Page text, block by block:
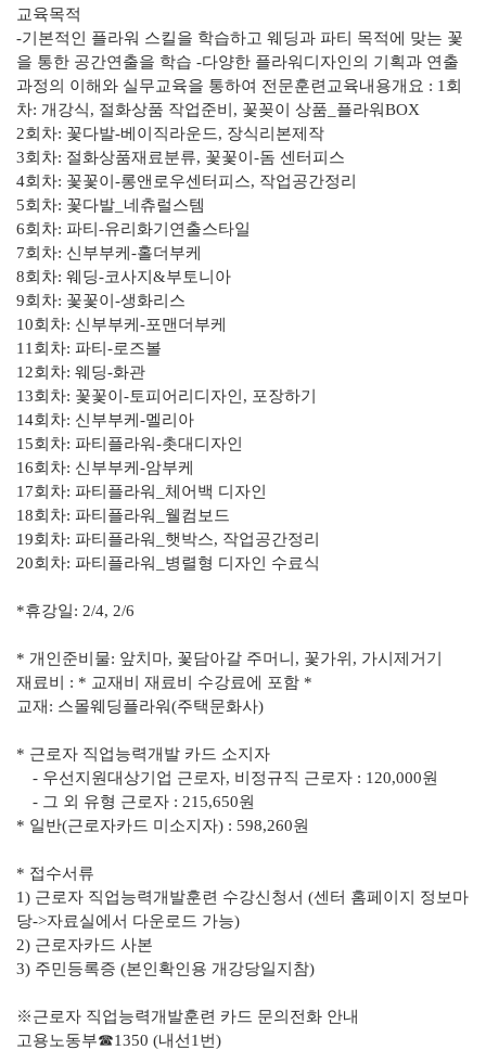
교육목적
-기본적인 플라워 스킬을 학습하고 웨딩과 파티 목적에 맞는 꽃
을 통한 공간연출을 학습 -다양한 플라워디자인의 기획과 연출
과정의 이해와 실무교육을 통하여 전문훈련 교육내용개요 : 1회
차: 개강식, 절화상품 작업준비, 꽃꽂이 상품_플라워BOX
2회차: 꽃다발-베이직라운드, 장식리본제작
3회차: 절화상품재료분류, 꽃꽃이-돔 센터피스
4회차: 꽃꽃이-롱앤로우센터피스, 작업공간정리
5회차: 꽃다발_네츄럴스템
6회차: 파티-유리화기연출스타일
7회차: 신부부케-홀더부케
8회차: 웨딩-코사지&부토니아
9회차: 꽃꽃이-생화리스
10회차: 신부부케-포맨더부케
11회차: 파티-로즈볼
12회차: 웨딩-화관
13회차: 꽃꽃이-토피어리디자인, 포장하기
14회차: 신부부케-멜리아
15회차: 파티플라워-촛대디자인
16회차: 신부부케-암부케
17회차: 파티플라워_체어백 디자인
18회차: 파티플라워_웰컴보드
19회차: 파티플라워_햇박스, 작업공간정리
20회차: 파티플라워_병렬형 디자인 수료식
*휴강일: 2/4, 2/6
* 개인준비물: 앞치마, 꽃담아갈 주머니, 꽃가위, 가시제거기
재료비 : * 교재비 재료비 수강료에 포함 *
교재: 스몰웨딩플라워(주택문화사)
* 근로자 직업능력개발 카드 소지자
- 우선지원대상기업 근로자, 비정규직 근로자 : 120,000원
- 그 외 유형 근로자 : 215,650원
* 일반(근로자카드 미소지자) : 598,260원
* 접수서류
1) 근로자 직업능력개발훈련 수강신청서 (센터 홈페이지 정보마
당->자료실에서 다운로드 가능)
2) 근로자카드 사본
3) 주민등록증 (본인확인용 개강당일지참)
※근로자 직업능력개발훈련 카드 문의전화 안내
고용노동부☎1350 (내선1번)